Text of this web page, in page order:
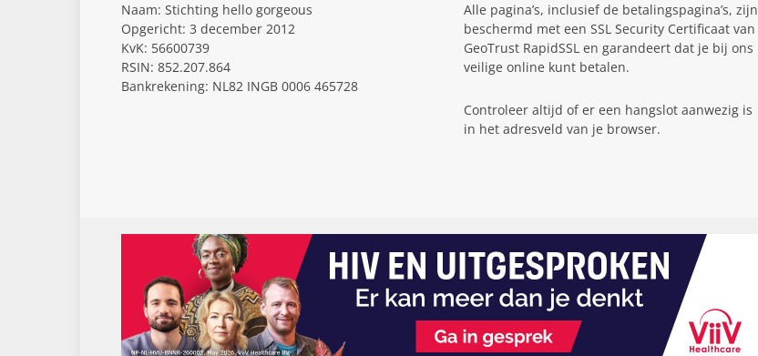
Naam: Stichting hello gorgeous
Opgericht: 3 december 2012
KvK: 56600739
RSIN: 852.207.864
Bankrekening: NL82 INGB 0006 465728
Alle pagina’s, inclusief de betalingspagina’s, zijn
beschermd met een SSL Security Certificaat van
GeoTrust RapidSSL en garandeert dat je bij ons
veilige online kunt betalen.
Controleer altijd of er een hangslot aanwezig is
in het adresveld van je browser.